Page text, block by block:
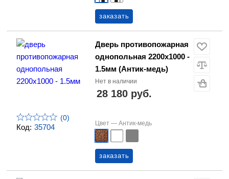
заказать
Код: 35704
(0)
Дверь противопожарная
однопольная 2200х1000 -
1.5мм (Антик-медь)
Нет в наличии
28 180 руб.
Цвет — Антик-медь
заказать